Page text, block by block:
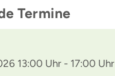
Termine
13:00 Uhr - 17:00 Uhr